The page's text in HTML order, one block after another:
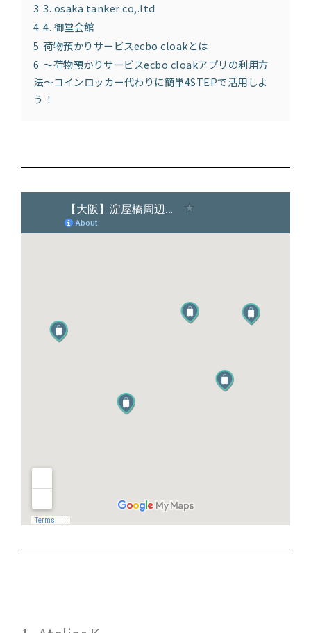
3 3. osaka tanker co,.ltd
4 4. 御堂会館
5 荷物預かりサービスecbo cloakとは
6 〜荷物預かりサービスecbo cloakアプリの利用方
法〜コインロッカー代わりに簡単4STEPで活用しよ
う！